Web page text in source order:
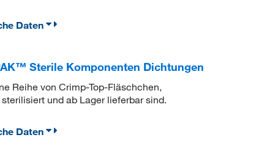
Daten
Sterile Komponenten Dichtungen
Reihe von Crimp-Top-Fläschchen,
und ab Lager lieferbar sind.
Daten